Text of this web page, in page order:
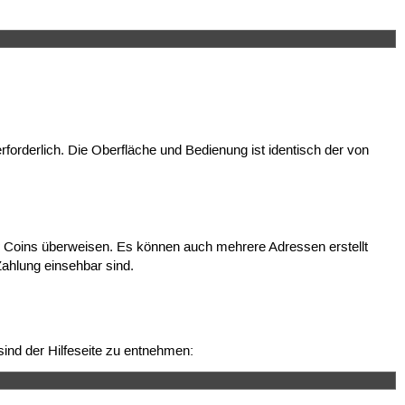
Die Oberfläche und Bedienung ist identisch der von
überweisen. Es können auch mehrere Adressen erstellt
einsehbar sind.
der Hilfeseite zu entnehmen: